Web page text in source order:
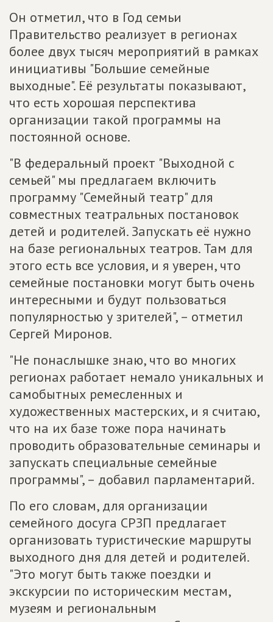
Он отметил, что в Год семьи
Правительство реализует в регионах
более двух тысяч мероприятий в рамках
инициативы "Большие семейные
выходные". Её результаты показывают,
что есть хорошая перспектива
организации такой программы на
постоянной основе.
"В федеральный проект "Выходной с
семьей" мы предлагаем включить
программу "Семейный театр" для
совместных театральных постановок
детей и родителей. Запускать её нужно
на базе региональных театров. Там для
этого есть все условия, и я уверен, что
семейные постановки могут быть очень
интересными и будут пользоваться
популярностью у зрителей", – отметил
Сергей Миронов.
"Не понаслышке знаю, что во многих
регионах работает немало уникальных и
самобытных ремесленных и
художественных мастерских, и я считаю,
что на их базе тоже пора начинать
проводить образовательные семинары и
запускать специальные семейные
программы", – добавил парламентарий.
По его словам, для организации
семейного досуга СРЗП предлагает
организовать туристические маршруты
выходного дня для детей и родителей.
"Это могут быть также поездки и
экскурсии по историческим местам,
музеям и региональным